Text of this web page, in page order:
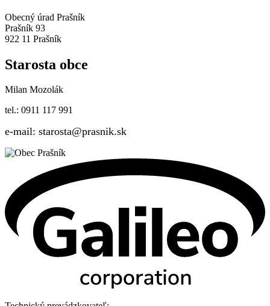
Obecný úrad Prašník
Prašník 93
922 11 Prašník
Starosta obce
Milan Mozolák
tel.: 0911 117 991
e-mail: starosta@prasnik.sk